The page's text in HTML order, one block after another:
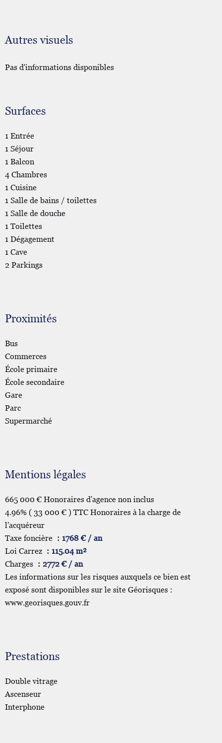
Autres visuels
Pas d'informations disponibles
Surfaces
1 Entrée
1 Séjour
1 Balcon
4 Chambres
1 Cuisine
1 Salle de bains / toilettes
1 Salle de douche
1 Toilettes
1 Dégagement
1 Cave
2 Parkings
Proximités
Bus
Commerces
École primaire
École secondaire
Gare
Parc
Supermarché
Mentions légales
665 000 € Honoraires d'agence non inclus
4.96% ( 33 000 € ) TTC Honoraires à la charge de
l'acquéreur
Taxe foncière
1768 € / an
Loi Carrez
115.04 m²
Charges
2772 € / an
Les informations sur les risques auxquels ce bien est
exposé sont disponibles sur le site Géorisques :
www.georisques.gouv.fr
Prestations
Double vitrage
Ascenseur
Interphone